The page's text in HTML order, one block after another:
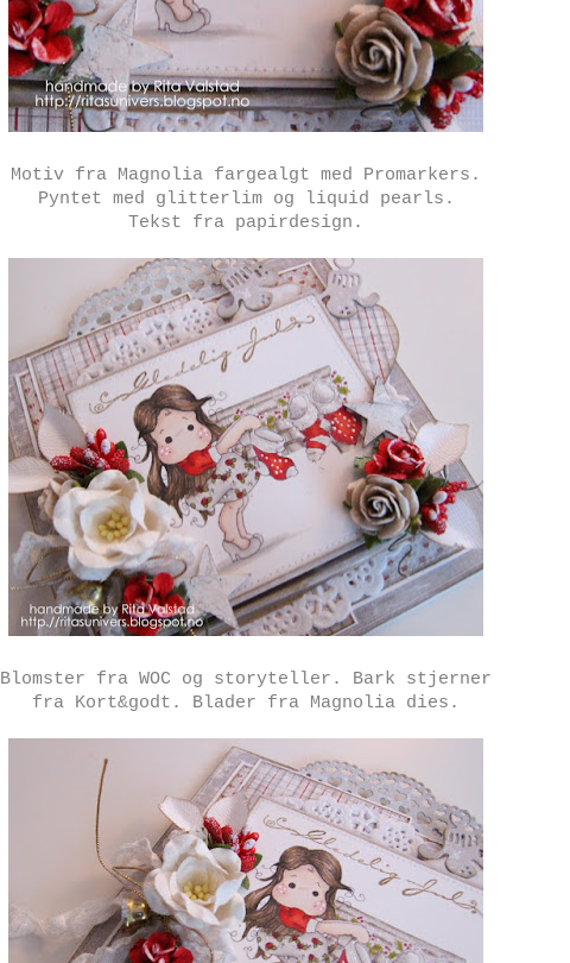
Motiv fra Magnolia fargealgt med Promarkers.
Pyntet med glitterlim og liquid pearls.
Tekst fra papirdesign.
Blomster fra WOC og storyteller. Bark stjerner
fra Kort&godt. Blader fra Magnolia dies.